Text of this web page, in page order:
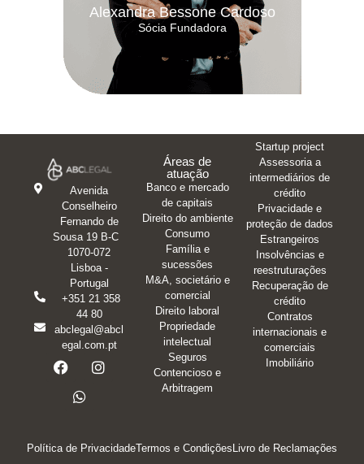
Alexandra Bessone Cardoso
Sócia Fundadora
Avenida
Conselheiro
Fernando de
Sousa 19 B-C
1070-072
Lisboa -
Portugal
+351 21 358
44 80
abclegal@abcl
egal.com.pt
Áreas de
atuação
Banco e mercado
de capitais
Direito do ambiente
Consumo
Família e
sucessões
M&A, societário e
comercial
Direito laboral
Propriedade
intelectual
Seguros
Contencioso e
Arbitragem
Startup project
Assessoria a
intermediários de
crédito
Privacidade e
proteção de dados
Estrangeiros
Insolvências e
reestruturações
Recuperação de
crédito
Contratos
internacionais e
comerciais
Imobiliário
Política de PrivacidadeTermos e CondiçõesLivro de Reclamações